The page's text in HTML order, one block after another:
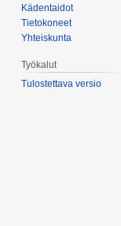
Kädentaidot
Tietokoneet
Yhteiskunta
Työkalut
Tulostettava versio